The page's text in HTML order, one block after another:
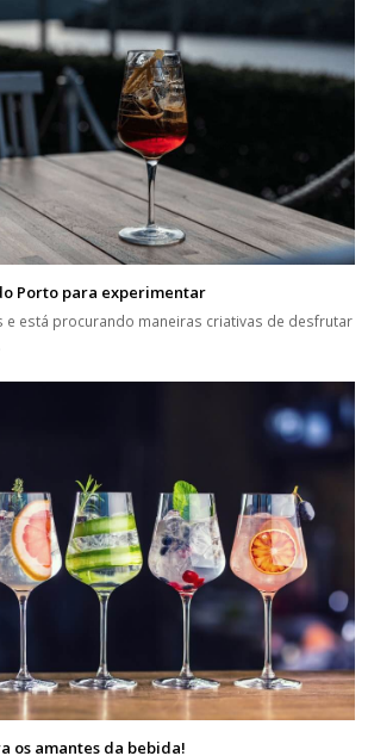
Porto para experimentar
e está procurando maneiras criativas de desfrutar
os amantes da bebida!